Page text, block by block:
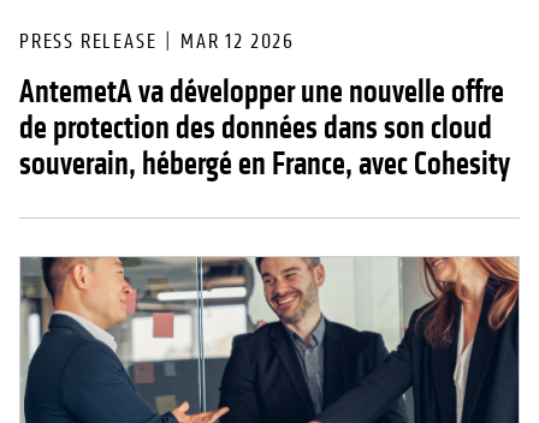
PRESS RELEASE MAR 12 2026
AntemetA va développer une nouvelle offre
de protection des données dans son cloud
souverain, hébergé en France, avec Cohesity